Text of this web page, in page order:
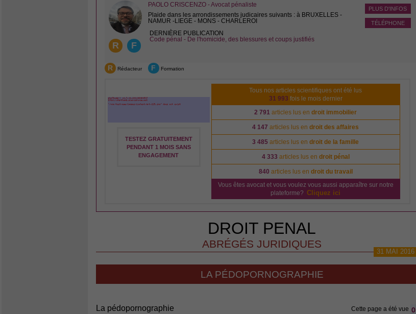
R F
PLUS D'INFOS
TÉLÉPHONE
PAOLO CRISCENZO - Avocat pénaliste
Plaide dans les arrondissements judicaires suivants : à BRUXELLES -
NAMUR -LIEGE - MONS - CHARLEROI
DERNIÈRE PUBLICATION
Code pénal - De l'homicide, des blessures et coups justifiés
R Rédacteur F Formation
TESTEZ GRATUITEMENT
PENDANT 1 MOIS SANS
ENGAGEMENT
Tous nos articles scientifiques ont été lus
31 993 fois le mois dernier
2 791 articles lus endroit immobilier
4 147 articles lus endroit des affaires
3 485 articles lus endroit de la famille
4 333 articles lus en droit pénal
840 articles lus en droit du travail
Vous êtes avocat et vous voulez vous aussi apparaître sur notre
plateforme? Cliquez ici
DROIT PENAL
ABRÉGÉS JURIDIQUES
31 MAI 2016
LA PÉDOPORNOGRAPHIE
La pédopornographie Cette page a été vue 0